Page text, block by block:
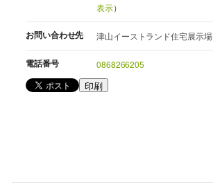
表示）
お問い合わせ先 津山イーストランド住宅展示場
電話番号 0868266205
印刷